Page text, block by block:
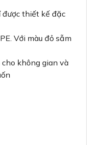
thiết kế đặc
Với màu đỏ sẫm
không gian và